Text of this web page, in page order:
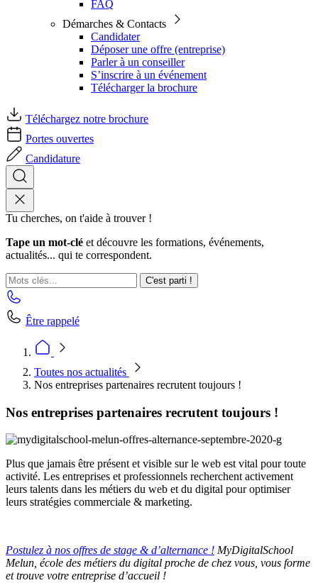
FAQ
Démarches & Contacts
Candidater
Déposer une offre (entreprise)
Parler à un conseiller
S’inscrire à un événement
Télécharger la brochure
Téléchargez notre brochure
Portes ouvertes
Candidature
Tu cherches, on t'aide à trouver !
Tape un mot-clé et découvre les formations, événements,
actualités... qui te correspondent.
C'est parti !
Être rappelé
Toutes nos actualités
Nos entreprises partenaires recrutent toujours !
Nos entreprises partenaires recrutent toujours !
Plus que jamais être présent et visible sur le web est vital pour toute
activité. Les entreprises et professionnels recherchent activement
leurs talents dans les métiers du web et du digital pour optimiser
leurs stratégies commerciale & marketing.
Postulez à nos offres de stage & d’alternance ! MyDigitalSchool
Melun, école des métiers du digital proche de chez vous, vous forme
et trouve votre entreprise d’accueil !